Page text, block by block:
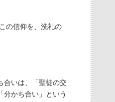
の信仰を、洗礼の
合いは、「聖徒の交
分かち合い」という